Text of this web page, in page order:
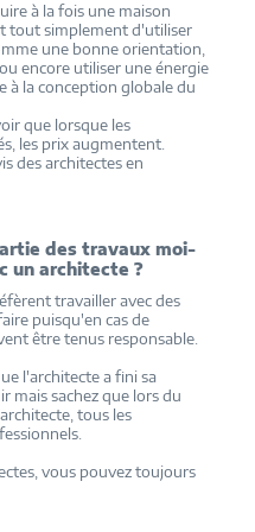
à la fois une maison
tout simplement d'utiliser
une bonne orientation,
encore utiliser une énergie
à la conception globale du
que lorsque les
les prix augmentent.
des architectes en
des travaux moi-
un architecte ?
travailler avec des
puisqu'en cas de
être tenus responsable.
l'architecte a fini sa
mais sachez que lors du
tous les
vous pouvez toujours